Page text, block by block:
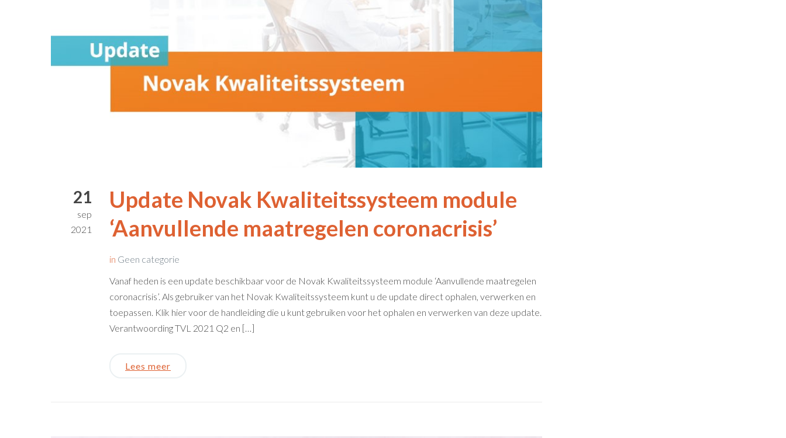
21
sep
2021
Update Novak Kwaliteitssysteem module
‘Aanvullende maatregelen coronacrisis’
in Geen categorie
Vanaf heden is een update beschikbaar voor de Novak Kwaliteitssysteem module ‘Aanvullende maatregelen
coronacrisis’. Als gebruiker van het Novak Kwaliteitssysteem kunt u de update direct ophalen, verwerken en
toepassen. Klik hier voor de handleiding die u kunt gebruiken voor het ophalen en verwerken van deze update.
Verantwoording TVL 2021 Q2 en […]
Lees meer